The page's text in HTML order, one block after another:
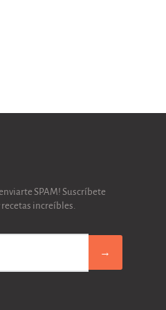
SPAM! Suscríbete
increíbles.
→